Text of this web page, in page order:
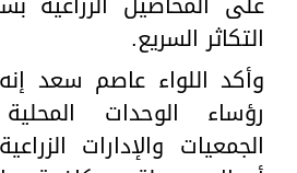
التكاثر السريع.
وأكد اللواء عاصم سعد
رؤساء الوحدات
الجمعيات والإدارات